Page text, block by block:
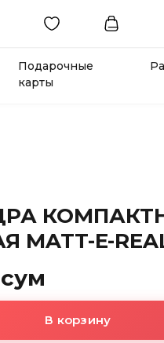
Подарочные
карты
MATT-E-
В корзину